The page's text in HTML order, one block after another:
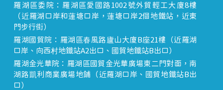
羅湖區委院：羅湖區愛國路1002號外貿輕工大廈8樓
（近羅湖口岸和蓮塘口岸，蓮塘口岸2個地鐵站，近東
門步行街）
羅湖國貿院：羅湖區春風路廬山大廈B座21樓（近羅湖
口岸、向西村地鐵站A2出口、國貿地鐵站B出口）
羅湖金光華院：羅湖區國貿金光華廣場東二門對面，南
湖路凱利商業廣場地鋪（近羅湖口岸、國貿地鐵站B出
口）